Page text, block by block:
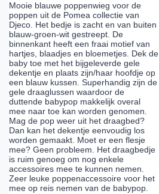
Mooie blauwe poppenwieg voor de
poppen uit de Pomea collectie van
Djeco. Het bedje is zacht en van buiten
blauw-groen-wit gestreept. De
binnenkant heeft een fraai motief van
hartjes, blaadjes en bloemetjes. Dek de
baby toe met het bijgeleverde gele
dekentje en plaats zijn/haar hoofdje op
een blauw kussen. Superhandig zijn de
gele draaglussen waardoor de
duttende babypop makkelijk overal
mee naar toe kan worden genomen.
Mag de pop weer uit het draagbed?
Dan kan het dekentje eenvoudig los
worden gemaakt. Moet er een flesje
mee? Geen probleem. Het draagbedje
is ruim genoeg om nog enkele
accessoires mee te kunnen nemen.
Zeer leuke poppenaccessoire voor het
mee op reis nemen van de babypop.